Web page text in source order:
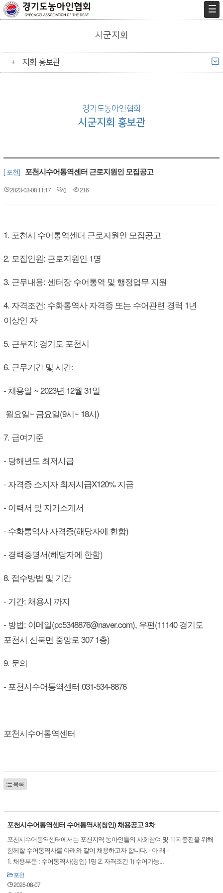
시군지회
지회 홍보관
경기도농아인협회
시군지회 홍보관
[ 포천] 포천시수어통역센터 근로지원인 모집공고
2023-03-08 11:17 0 216
1. 포천시 수어통역센터 근로지원인 모집공고
2. 모집인원: 근로지원인 1명
3. 근무내용: 센터장 수어통역 및 행정업무 지원
4. 자격조건: 수화통역사 자격증 또는 수어관련 경력 1년
이상인 자
5. 근무지: 경기도 포천시
6. 근무기간 및 시간:
- 채용일 ~ 2023년 12월 31일
월요일~ 금요일(9시~ 18시)
7. 급여기준
- 당해년도 최저시급
- 자격증 소지자 최저시급X120% 지급
- 이력서 및 자기소개서
- 수화통역사 자격증(해당자에 한함)
- 경력증명서(해당자에 한함)
8. 접수방법 및 기간
- 기간: 채용시 까지
- 방법: 이메일(pc5348876@naver.com), 우편(11140 경기도
포천시 신북면 중앙로 307 1층)
9. 문의
- 포천시수어통역센터 031-534-8876
포천시수어통역센터
목록
포천시수어통역센터 수어통역사(청인) 채용공고 3차
포천시수어통역센터에서는 포천지역 농아인들의 사회참여 및 복지증진을 위해
함께할 수어통역사를 아래와 같이 채용하고자 합니다. - 아 래 -
1. 채용부문 : 수어통역사(청인) 1명 2. 자격조건 1) 수어가능...
포천
2025-08-07